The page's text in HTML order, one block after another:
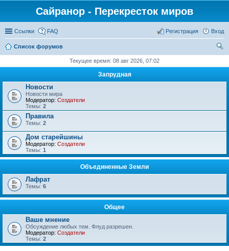
Сайранор - Перекресток миров
Ссылки FAQ Вход
Регистрация
Список форумов
Текущее время: 08 авг 2026, 07:02
Запрудная
Новости
Новости мира
Модератор: Создатели
Темы: 2
Правила
Темы: 2
Дом старейшины
Модератор: Создатели
Темы: 1
Объединенные Земли
Лафрат
Темы: 6
Общее
Ваше мнение
Обсуждение любых тем. Флуд разрешен.
Модератор: Создатели
Темы: 2